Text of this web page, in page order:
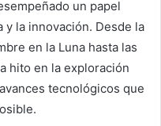
un papel
y la innovación. Desde la
en la Luna hasta las
hito en la exploración
tecnológicos que